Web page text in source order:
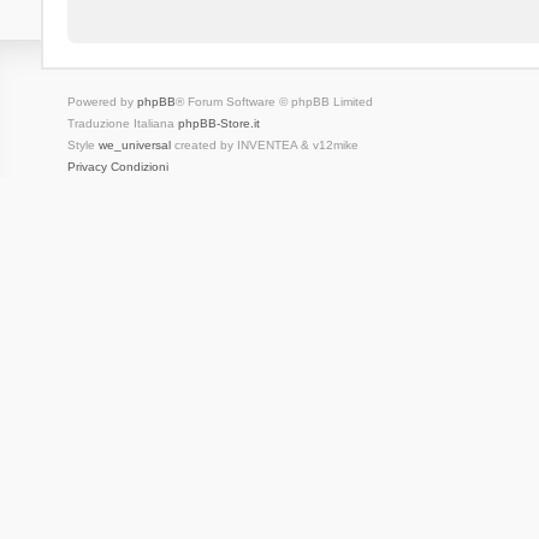
Powered by phpBB® Forum Software © phpBB Limited
Traduzione Italiana phpBB-Store.it
Style we_universalcreated by INVENTEA & v12mike
Privacy Condizioni